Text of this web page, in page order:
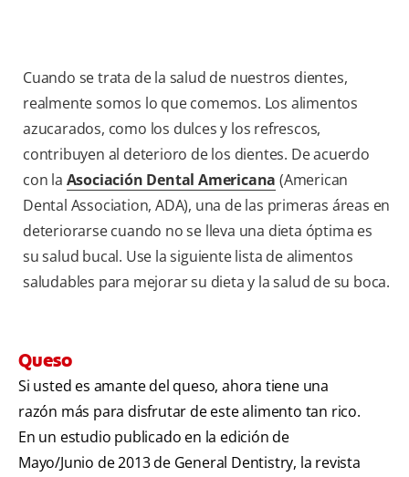
Cuando se trata de la salud de nuestros dientes,
realmente somos lo que comemos. Los alimentos
azucarados, como los dulces y los refrescos,
contribuyen al deterioro de los dientes. De acuerdo
con la Asociación Dental Americana (American
Dental Association, ADA), una de las primeras áreas en
deteriorarse cuando no se lleva una dieta óptima es
su salud bucal. Use la siguiente lista de alimentos
saludables para mejorar su dieta y la salud de su boca.
Queso
Si usted es amante del queso, ahora tiene una
razón más para disfrutar de este alimento tan rico.
En un estudio publicado en la edición de
Mayo/Junio de 2013 de General Dentistry, la revista